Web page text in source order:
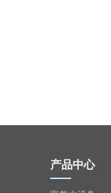
产品中心